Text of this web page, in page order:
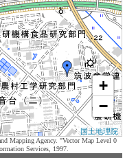
+
−
国土地理院
Mapping Agency. "Vector Map Level 0
Services, 1997.